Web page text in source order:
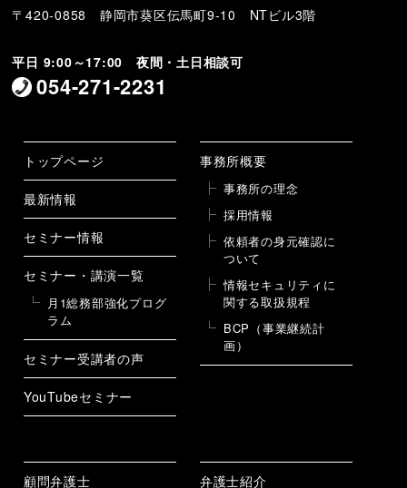
〒420-0858 静岡市葵区伝馬町9-10 NTビル3階
平日 9:00～17:00 夜間・土日相談可
054-271-2231
トップページ
最新情報
セミナー情報
セミナー・講演一覧
月1総務部強化プログ
ラム
セミナー受講者の声
YouTubeセミナー
事務所概要
事務所の理念
採用情報
依頼者の身元確認に
ついて
情報セキュリティに
関する取扱規程
BCP（事業継続計
画）
顧問弁護士 弁護士紹介